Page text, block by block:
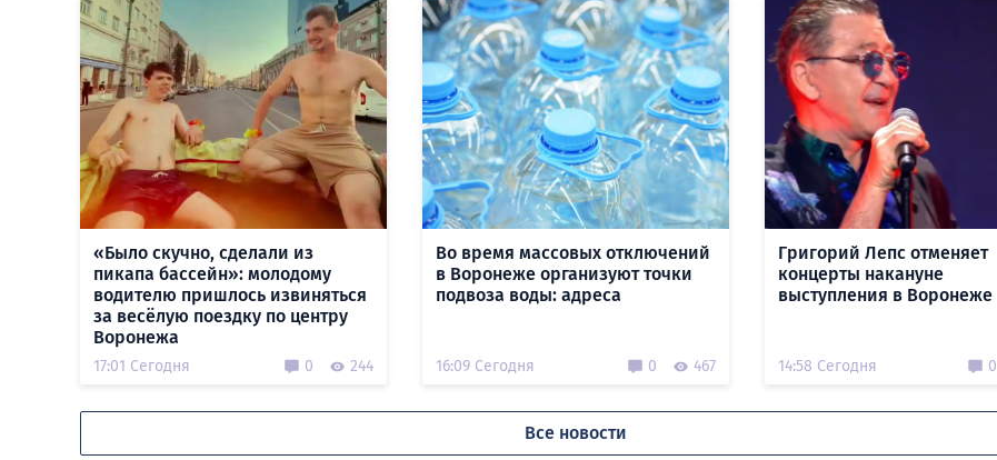
«Было скучно, сделали из
пикапа бассейн»: молодому
водителю пришлось извиняться
за весёлую поездку по центру
Воронежа
17:01 Сегодня 0 244
Во время массовых отключений
в Воронеже организуют точки
подвоза воды: адреса
16:09 Сегодня 0 467
Григорий Лепс отменяет
концерты накануне
выступления в Воронеже
14:58 Сегодня 0
Все новости